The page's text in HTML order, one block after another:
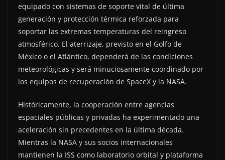
equipado con sistemas de soporte vital de última
generación y protección térmica reforzada para
soportar las extremas temperaturas del reingreso
atmosférico. El aterrizaje, previsto en el Golfo de
México o el Atlántico, dependerá de las condiciones
meteorológicas y será minuciosamente coordinado por
los equipos de recuperación de SpaceX y la NASA.
Históricamente, la cooperación entre agencias
espaciales públicas y privadas ha experimentado una
aceleración sin precedentes en la última década.
Mientras la NASA y sus socios internacionales
mantienen la ISS como laboratorio orbital y plataforma